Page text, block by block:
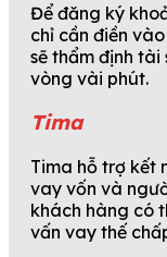
Để đăng ký
chỉ cần điền
sẽ thẩm định
vòng vài phút.
Tima
Tima hỗ trợ kết
vay vốn và
khách hàng có
vấn vay thế